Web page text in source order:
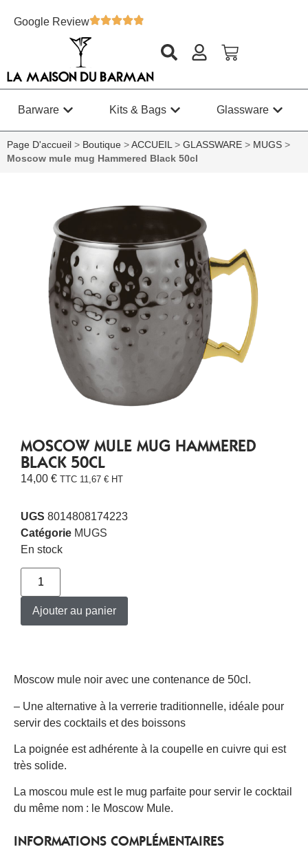
Google Review
Barware Kits & Bags Glassware
Page D'accueil > Boutique > ACCUEIL> GLASSWARE > MUGS >
Moscow mule mug Hammered Black 50cl
MOSCOW MULE MUG HAMMERED
BLACK 50CL
14,00 € TTC 11,67 € HT
UGS 8014808174223
Catégorie MUGS
En stock
Ajouter au panier
Moscow mule noir avec une contenance de 50cl.
– Une alternative à la verrerie traditionnelle, idéale pour
servir des cocktails et des boissons
La poignée est adhérente à la coupelle en cuivre qui est
très solide.
La moscou mule est le mug parfaite pour servir le cocktail
du même nom : le Moscow Mule.
INFORMATIONS COMPLÉMENTAIRES